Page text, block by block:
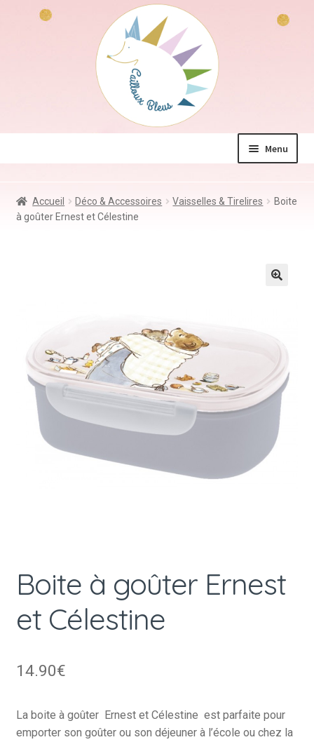
Menu
Jeux & Jouets
Accueil Déco & Accessoires Vaisselles & Tirelires
Boite
à goûter Ernest et Célestine
Boite à goûter Ernest
et Célestine
14.90€
La boite à goûter Ernest et Célestine est parfaite pour
emporter son goûter ou son déjeuner à l’école ou chez la